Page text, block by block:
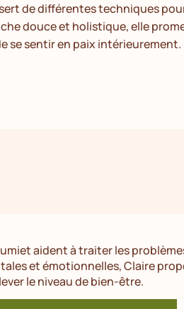
de différentes techniques
douce et holistique, elle
se sentir en paix intérieurement.
aident à traiter les
et émotionnelles, Claire
le niveau de bien-être.